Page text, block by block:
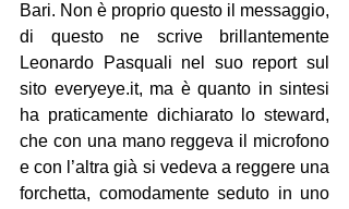
Bari. Non è proprio questo il messaggio,
di questo ne scrive brillantemente
Leonardo Pasquali nel suo report sul
sito everyeye.it, ma è quanto in sintesi
ha praticamente dichiarato lo steward,
che con una mano reggeva il microfono
e con l’altra già si vedeva a reggere una
forchetta, comodamente seduto in uno